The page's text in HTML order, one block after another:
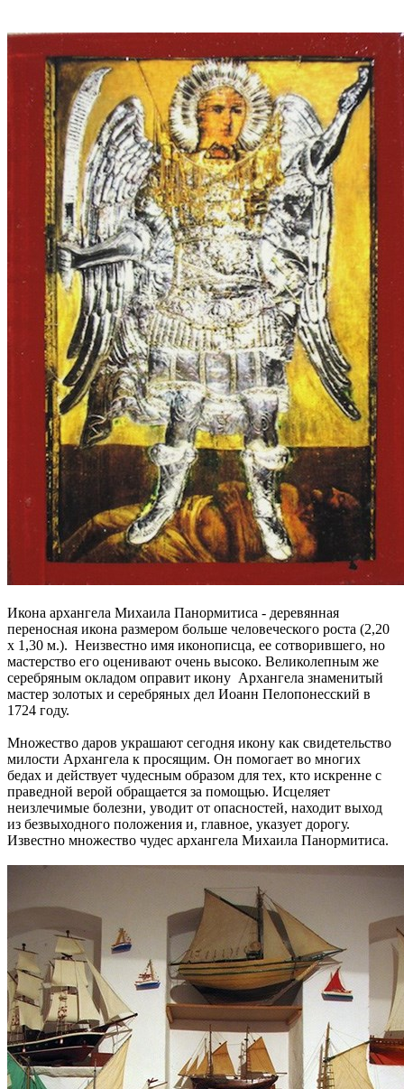
Икона архангела Михаила Панормитиса - деревянная
переносная икона размером больше человеческого роста (2,20
х 1,30 м.). Неизвестно имя иконописца, ее сотворившего, но
мастерство его оценивают очень высоко. Великолепным же
серебряным окладом оправит икону Архангела знаменитый
мастер золотых и серебряных дел Иоанн Пелопонесский в
1724 году.
Множество даров украшают сегодня икону как свидетельство
милости Архангела к просящим. Он помогает во многих
бедах и действует чудесным образом для тех, кто искренне с
праведной верой обращается за помощью. Исцеляет
неизлечимые болезни, уводит от опасностей, находит выход
из безвыходного положения и, главное, указует дорогу.
Известно множество чудес архангела Михаила Панормитиса.